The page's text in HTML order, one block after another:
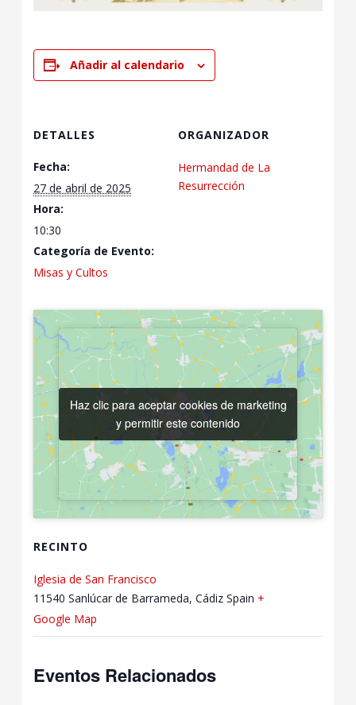
Añadir al calendario
DETALLES
Fecha:
27 de abril de 2025
Hora:
10:30
Categoría de Evento:
Misas y Cultos
ORGANIZADOR
Hermandad de La
Resurrección
RECINTO
Iglesia de San Francisco
11540 Sanlúcar de Barrameda, Cádiz Spain +
Google Map
Haz clic para aceptar cookies de marketing
y permitir este contenido
Haz clic para aceptar cookies de marketing
y permitir este contenido
Eventos Relacionados